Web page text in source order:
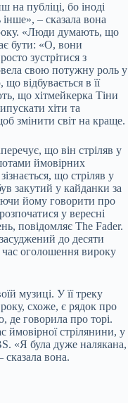
публіці, бо іноді
– сказала вона
«Люди думають, що
бути: «О, вони
зустрітися з
свою потужну роль у
відбувається в її
що хітмейкерка Тіни
хіти та
змінити світ на краще.
що він стріляв у
ймовірних
що стріляв у
закутий у кайданки за
йому говорити про
у вересні
повідомляє The Fader.
до десяти
оголошення вироку
музиці. У її треку
схоже, є рядок про
де говорила про торі.
ймовірної стрілянини, у
«Я була дуже налякана,
сказала вона.